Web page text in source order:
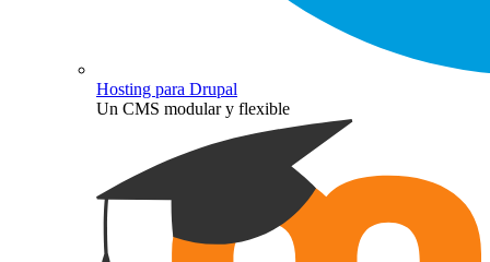
Hosting para Drupal
Un CMS modular y flexible